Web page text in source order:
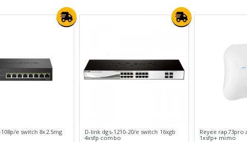
e switch 8x2.5mg
D-link dgs-1210-20/e switch 16xgb
4xsfp combo
Reyee rap73pro
1xsfp+ mimo